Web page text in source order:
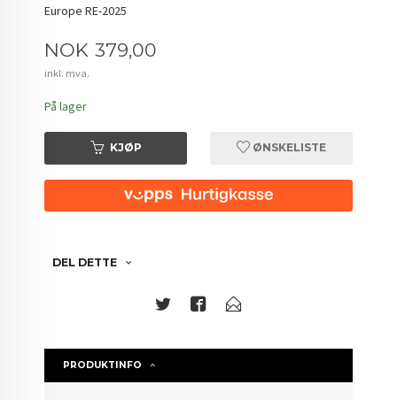
Europe RE-2025
Pris
NOK 379,00
inkl. mva.
På lager
KJØP ØNSKELISTE
DEL DETTE
PRODUKTINFO